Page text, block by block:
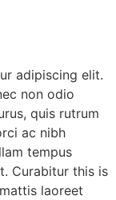
adipiscing elit.
non odio
quis rutrum
ac nibh
tempus
Curabitur this is
laoreet